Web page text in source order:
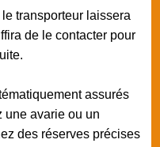
transporteur laissera
de le contacter pour
assurés
une avarie ou un
des réserves précises